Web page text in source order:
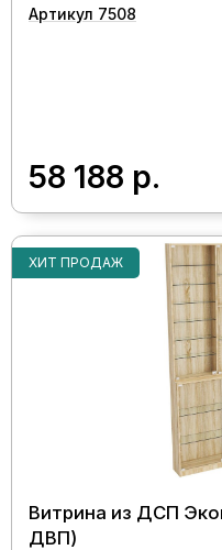
Артикул 7508
58 188 р.
ХИТ ПРОДАЖ
Витрина из ДСП
ДВП)